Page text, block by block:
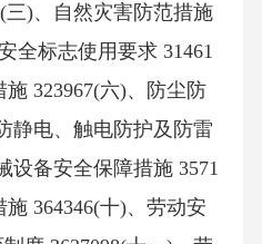
三)、自然灾害防范措施
全标志使用要求 31461
323967(六)、防尘防
静电、触电防护及防雷
设备安全保障措施 3571
364346(十)、劳动安